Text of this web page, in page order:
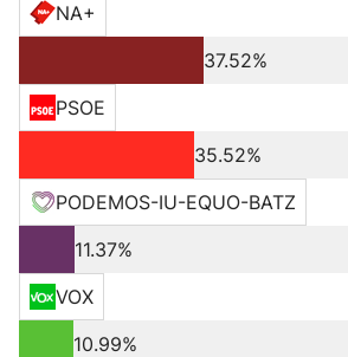
NA+
37.52%
PSOE
35.52%
PODEMOS-IU-EQUO-BATZ
11.37%
VOX
10.99%